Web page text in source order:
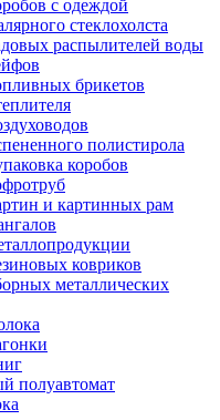
с одеждой
стеклохолста
распылителей воды
брикетов
полистирола
коробов
и картинных рам
ковриков
металлических
полуавтомат